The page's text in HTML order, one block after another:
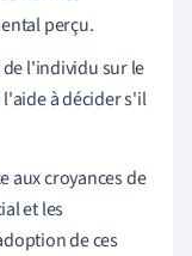
perçu.
l'individu sur le
à décider s'il
aux croyances de
et les
de ces